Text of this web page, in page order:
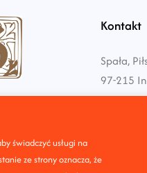
świadczyć usługi na
ze strony oznacza, że
Kontakt
Spała,
97-215
+48